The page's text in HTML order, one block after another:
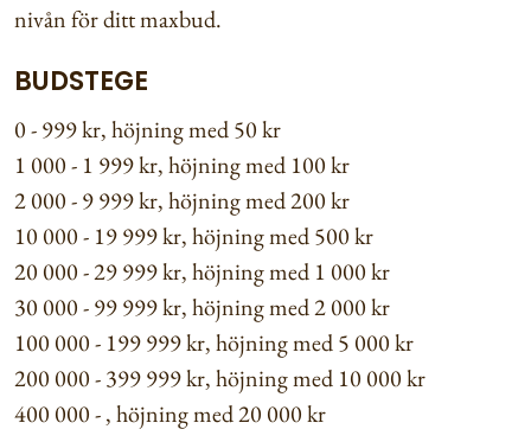
nivån för ditt maxbud.
BUDSTEGE
0 - 999 kr, höjning med 50 kr
1 000 - 1 999 kr, höjning med 100 kr
2 000 - 9 999 kr, höjning med 200 kr
10 000 - 19 999 kr, höjning med 500 kr
20 000 - 29 999 kr, höjning med 1 000 kr
30 000 - 99 999 kr, höjning med 2 000 kr
100 000 - 199 999 kr, höjning med 5 000 kr
200 000 - 399 999 kr, höjning med 10 000 kr
400 000 - , höjning med 20 000 kr